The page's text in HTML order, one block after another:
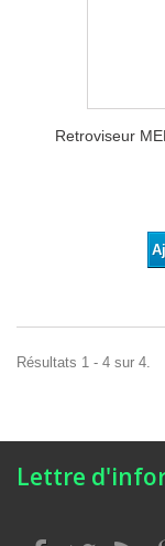
Retroviseur
Résultats 1 - 4 sur 4.
Lettre